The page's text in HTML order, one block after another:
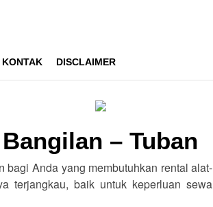
KONTAK DISCLAIMER
– Tuban
bagi Anda yang membutuhkan rental alat-
terjangkau, baik untuk keperluan sewa